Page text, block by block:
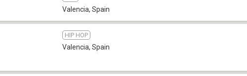
Valencia, Spain
HIP HOP
Valencia, Spain